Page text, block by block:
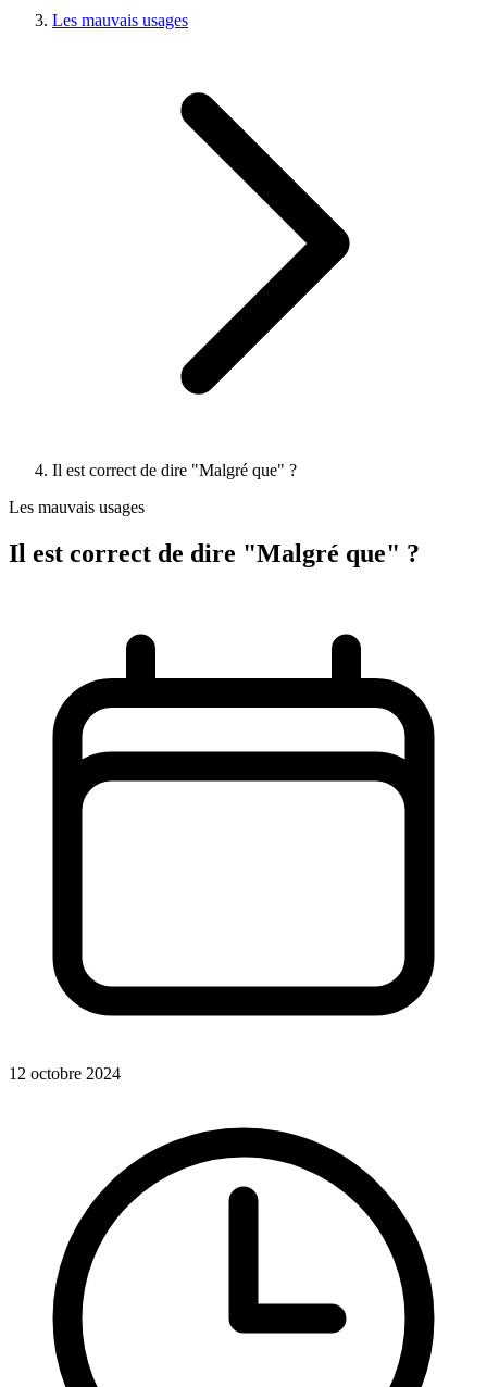
Les mauvais usages
Il est correct de dire "Malgré que" ?
Les mauvais usages
Il est correct de dire "Malgré que" ?
12 octobre 2024